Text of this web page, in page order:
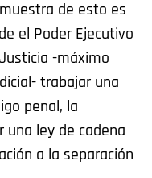
de esto es
el Poder Ejecutivo
-máximo
trabajar una
penal, la
una ley de cadena
a la separación